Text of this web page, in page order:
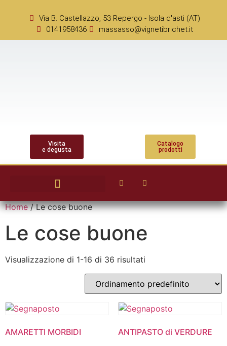
Via B. Castellazzo, 53 Repergo - Isola d'asti (AT)
0141958436
massasso@vignetibrichet.it
Visita
e degusta
Catalogo
prodotti
Home/ Le cose buone
Le cose buone
Visualizzazione di 1-16 di 36 risultati
AMARETTI MORBIDI ANTIPASTO di VERDURE